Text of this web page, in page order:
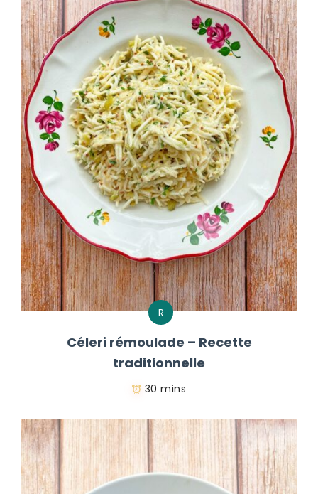
R
Céleri rémoulade – Recette
traditionnelle
30 mins